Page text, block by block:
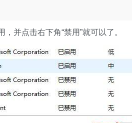
点击右下角“禁用”就可以了。